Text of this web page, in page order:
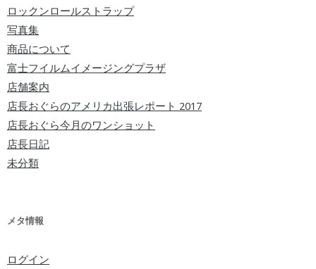
ロックンロールストラップ
写真集
商品について
富士フイルムイメージングプラザ
店舗案内
店長おぐらのアメリカ出張レポート 2017
店長おぐら今月のワンショット
店長日記
未分類
メタ情報
ログイン